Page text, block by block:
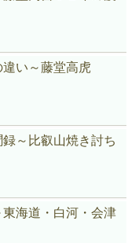
い～藤堂高虎
～比叡山焼き討ち
海道・白河・会津